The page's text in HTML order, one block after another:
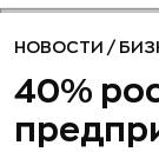
НОВОСТИ /
40%